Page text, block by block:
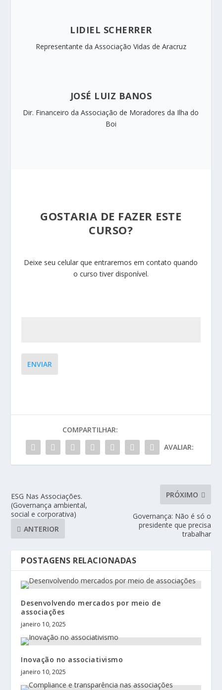
LIDIEL SCHERRER
Representante da Associação Vidas de Aracruz​​
JOSÉ LUIZ BANOS
Dir. Financeiro da Associação de Moradores da Ilha do
Boi​
GOSTARIA DE FAZER ESTE
CURSO?
Deixe seu celular que entraremos em contato quando
o curso tiver disponível.
ENVIAR
COMPARTILHAR:
AVALIAR:
ESG Nas Associações.
(Governança ambiental,
social e corporativa)
ANTERIOR
PRÓXIMO
Governança: Não é só o
presidente que precisa
trabalhar
POSTAGENS RELACIONADAS
Desenvolvendo mercados por meio de
associações
janeiro 10, 2025
Inovação no associativismo
janeiro 10, 2025